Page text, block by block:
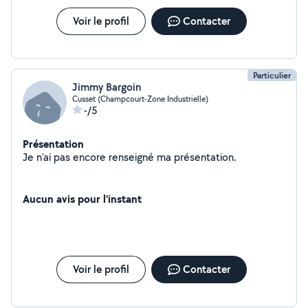
Voir le profil Contacter
Particulier
Jimmy Bargoin
Cusset (Champcourt-Zone Industrielle)
-/5
Présentation
Je n'ai pas encore renseigné ma présentation.
Aucun avis pour l'instant
Voir le profil Contacter